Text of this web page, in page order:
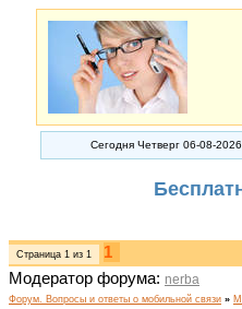
Сегодня Четверг 06-08-2026
Страница 1 из 1
1
Модератор форума: nerba
Форум. Вопросы и ответы о мобильной связи »